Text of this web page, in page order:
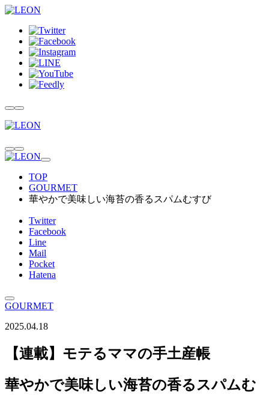
TOP
GOURMET
華やかで美味しい海苔の香るスパムむすび
Twitter
Facebook
Line
Mail
Pocket
Hatena
GOURMET
2025.04.18
【連載】モテるママの手土産帳
華やかで美味しい海苔の香るスパムむ